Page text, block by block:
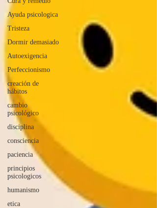
Ayuda psicologica
Tristeza
Dormir demasiado
Autoexigencia
Perfeccionismo
creación de
hábitos
cambio
psicológico
disciplina
consciencia
paciencia
principios
psicologicos
humanismo
etica